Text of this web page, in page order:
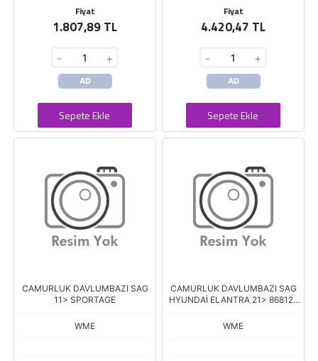
Fiyat
1.807,89 TL
- +
AD
Sepete Ekle
Fiyat
4.420,47 TL
- +
AD
Sepete Ekle
CAMURLUK DAVLUMBAZI SAG
11> SPORTAGE
WME
CAMURLUK DAVLUMBAZI SAG
HYUNDAİ ELANTRA 21> 86812-
WME